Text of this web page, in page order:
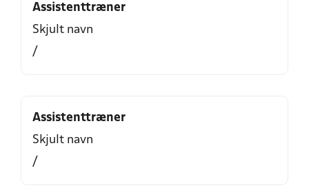
Assistenttræner
Skjult navn
/
Assistenttræner
Skjult navn
/